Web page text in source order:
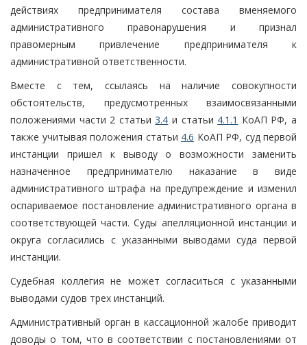
действиях предпринимателя состава вменяемого
административного правонарушения и признал
правомерным привлечение предпринимателя к
административной ответственности.
Вместе с тем, ссылаясь на наличие совокупности
обстоятельств, предусмотренных взаимосвязанными
положениями части 2 статьи3.4 и статьи 4.1.1 КоАП РФ, а
также учитывая положения статьи 4.6 КоАП РФ, суд первой
инстанции пришел к выводу о возможности заменить
назначенное предпринимателю наказание в виде
административного штрафа на предупреждение и изменил
оспариваемое постановление административного органа в
соответствующей части. Суды апелляционной инстанции и
округа согласились с указанными выводами суда первой
инстанции.
Судебная коллегия не может согласиться с указанными
выводами судов трех инстанций.
Административный орган в кассационной жалобе приводит
доводы о том, что в соответствии с постановлениями от